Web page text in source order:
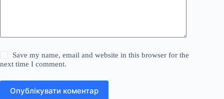
Save my name, email and website in this browser for the
next time I comment.
Опублікувати коментар